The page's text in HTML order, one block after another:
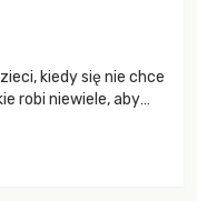
kiedy się nie chce
robi niewiele, aby